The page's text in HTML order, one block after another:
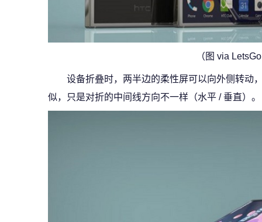
（图 via
设备折叠时，两半边的柔性屏可以向外侧转动
似，只是对折的中间线方向不一样（水平 / 垂直）。